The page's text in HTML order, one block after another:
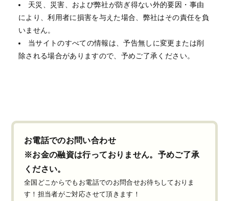
天災、災害、および弊社が防ぎ得ない外的要因・事由
により、利用者に損害を与えた場合、弊社はその責任を負
いません。
当サイトのすべての情報は、予告無しに変更または削
除される場合がありますので、予めご了承ください。
お電話でのお問い合わせ
※お金の融資は行っておりません。予めご了承
ください。
全国どこからでもお電話でのお問合せお待ちしておりま
す！担当者がご対応させて頂きます！